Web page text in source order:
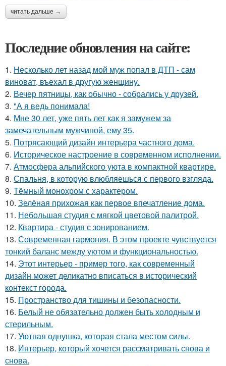
читать дальше →
Последние обновления на сайте:
1. Несколько лет назад мой муж попал в ДТП - сам
виноват, въехал в другую женщину.
2. Вечер пятницы, как обычно - собрались у друзей.
3. "А я ведь понимала!
4. Мне 30 лет, уже пять лет как я замужем за
замечательным мужчиной, ему 35.
5. Потрясающий дизайн интерьера частного дома.
6. Историческое настроение в современном исполнении.
7. Атмосфера альпийского уюта в компактной квартире.
8. Спальня, в которую влюбляешься с первого взгляда.
9. Тёмный монохром с характером.
10. Зелёная прихожая как первое впечатление дома.
11. Небольшая студия с мягкой цветовой палитрой.
12. Квартира - студия с зонированием.
13. Современная гармония. В этом проекте чувствуется
тонкий баланс между уютом и функциональностью.
14. Этот интерьер - пример того, как современный
дизайн может деликатно вписаться в исторический
контекст города.
15. Пространство для тишины и безопасности.
16. Белый не обязательно должен быть холодным и
стерильным.
17. Уютная однушка, которая стала местом силы.
18. Интерьер, который хочется рассматривать снова и
снова.